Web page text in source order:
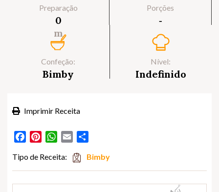
Preparação
0
m
Porções
‐
Confeção:
Bimby
Nível:
Indefinido
Imprimir Receita
FacebookPinterestWhatsApp
Email
Tipo de Receita: Bimby